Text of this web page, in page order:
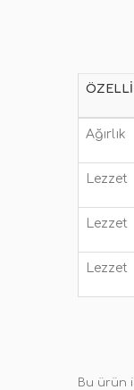
Ağırlık
Lezzet
Lezzet
Lezzet
Bu ürün